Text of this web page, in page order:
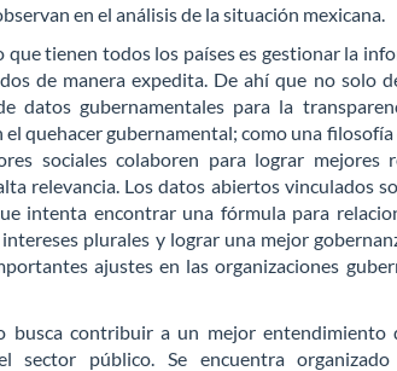
en el análisis de la situación mexicana.
que tienen todos los países es gestionar la
de manera expedita. De ahí que no solo
datos gubernamentales para la
quehacer gubernamental; como una
sociales colaboren para lograr mejores
relevancia. Los datos abiertos vinculados
intenta encontrar una fórmula para
plurales y lograr una mejor
ajustes en las organizaciones
busca contribuir a un mejor
sector público. Se encuentra